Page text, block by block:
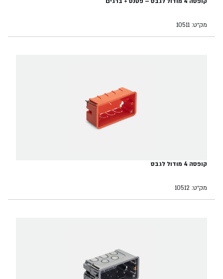
מק״ט: 10511
קופסה 4 מודול לגבס
מק״ט: 10512